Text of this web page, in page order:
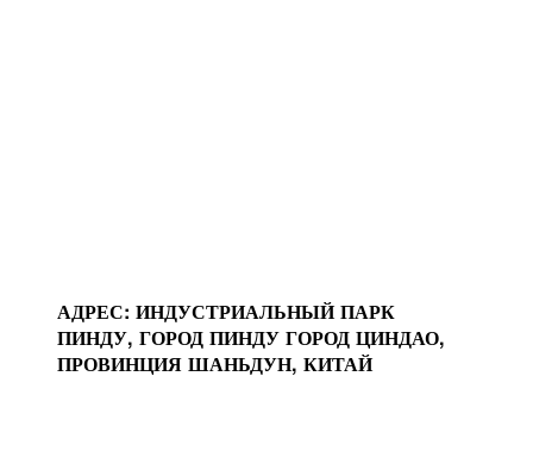
АДРЕС: ИНДУСТРИАЛЬНЫЙ ПАРК
ПИНДУ, ГОРОД ПИНДУ ГОРОД ЦИНДАО,
ПРОВИНЦИЯ ШАНЬДУН, КИТАЙ